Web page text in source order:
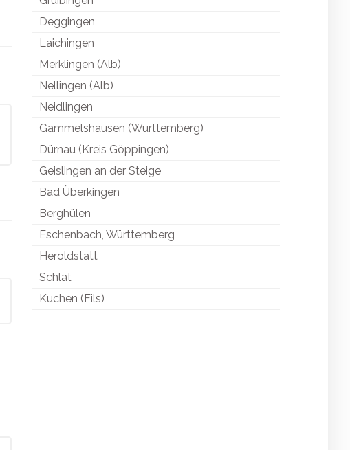
Deggingen
Laichingen
Merklingen (Alb)
Nellingen (Alb)
Neidlingen
Gammelshausen (Württemberg)
Dürnau (Kreis Göppingen)
Geislingen an der Steige
Bad Überkingen
Berghülen
Eschenbach, Württemberg
Heroldstatt
Schlat
Kuchen (Fils)